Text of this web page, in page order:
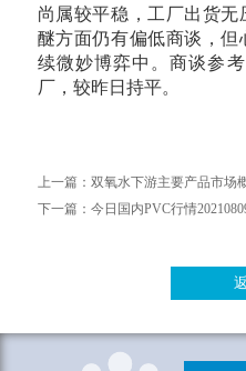
尚属较平稳，工厂出货
醚方面仍有偏低商谈，
续微妙博弈中。商谈参考
厂，较昨日持平。
上一篇： 双氧水下游主要产品市场
下一篇： 今日国内PVC行情